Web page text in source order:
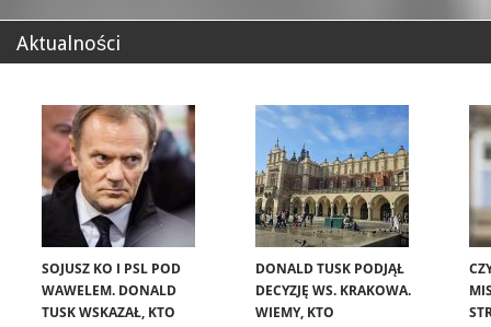
Aktualności
SOJUSZ KO I PSL POD
WAWELEM. DONALD
TUSK WSKAZAŁ, KTO
DONALD TUSK PODJĄŁ
DECYZJĘ WS. KRAKOWA.
WIEMY, KTO